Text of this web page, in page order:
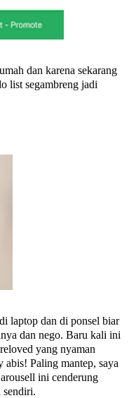
dan karena sekarang
list segambreng jadi
laptop dan di ponsel biar
dan nego. Baru kali ini
yang nyaman
Paling mantep, saya
ini cenderung
sendiri.